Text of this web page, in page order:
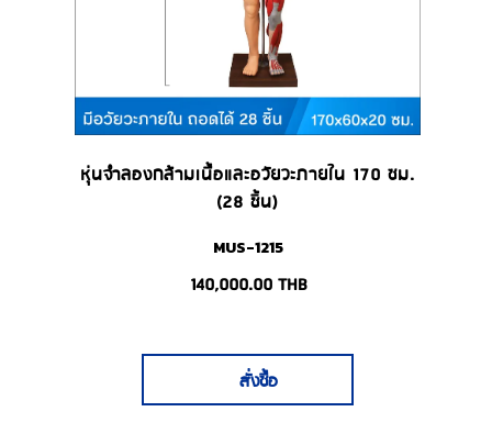
หุ่นจำลองกล้ามเนื้อและอวัยวะภายใน 170 ซม.
(28 ชิ้น)
MUS-1215
140,000.00 THB
สั่งซื้อ